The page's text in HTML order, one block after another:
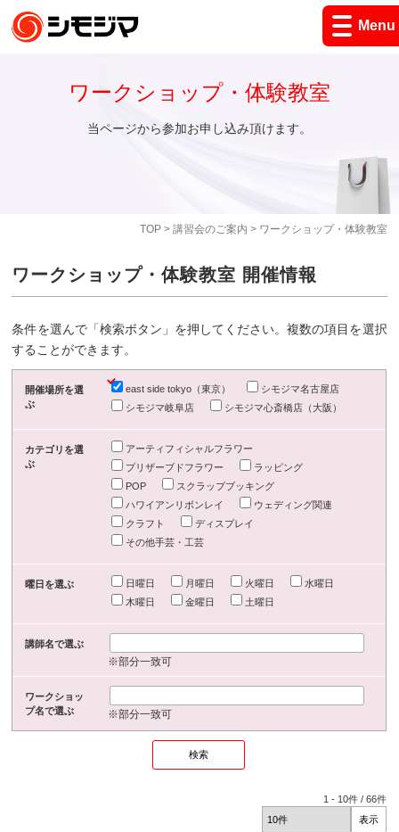
Menu
TOP> 講習会のご案内 > ワークショップ・体験教室
ワークショップ・体験教室
当ページから参加お申し込み頂けます。
ワークショップ・体験教室 開催情報
条件を選んで「検索ボタン」を押してください。複数の項目を選択
することができます。
開催場所を選
ぶ
east side tokyo（東京）
シモジマ名古屋店
シモジマ岐阜店
シモジマ心斎橋店（大阪）
カテゴリを選
ぶ
アーティフィシャルフラワー
プリザーブドフラワー
ラッピング
POP
スクラップブッキング
ハワイアンリボンレイ
ウェディング関連
クラフト
ディスプレイ
その他手芸・工芸
曜日を選ぶ 日曜日 月曜日 火曜日
水曜日
木曜日
金曜日 土曜日
講師名で選ぶ
※部分一致可
ワークショッ
プ名で選ぶ
※部分一致可
1 - 10件 /66件